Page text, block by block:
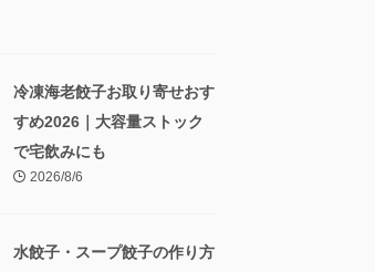
冷凍海老餃子お取り寄せおす
すめ2026｜大容量ストック
で宅飲みにも
2026/8/6
水餃子・スープ餃子の作り方